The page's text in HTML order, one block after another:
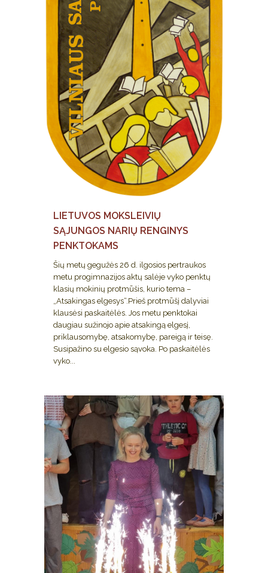
LIETUVOS MOKSLEIVIŲ
SĄJUNGOS NARIŲ RENGINYS
PENKTOKAMS
Šių metų gegužės 26 d. ilgosios pertraukos
metu progimnazijos aktų salėje vyko penktų
klasių mokinių protmūšis, kurio tema –
„Atsakingas elgesys“.Prieš protmūšį dalyviai
klausėsi paskaitėlės. Jos metu penktokai
daugiau sužinojo apie atsakingą elgesį,
priklausomybę, atsakomybę, pareigą ir teisę.
Susipažino su elgesio sąvoka. Po paskaitėlės
vyko...